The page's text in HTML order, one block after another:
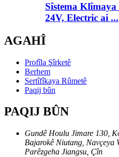
Sîstema
24V, Electric ai ...
AGAHÎ
Profîla Şîrketê
Berhem
Sertîfîkaya Rûmetê
Paqij bûn
PAQIJ BÛN
Gundê Houlu Jimare 130,
Bajarokê Niutang, Navçeya
Parêzgeha Jiangsu, Çîn